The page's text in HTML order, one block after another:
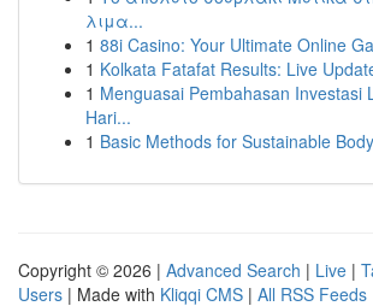
λιμα...
1 88i Casino: Your Ultimate Online
1 Kolkata Fatafat Results: Live
1 Menguasai Pembahasan Investasi
Hari...
1 Basic Methods for Sustainable
Copyright © 2026 | Advanced Search | Live |
Users | Made with Kliqqi CMS | All RSS Feeds